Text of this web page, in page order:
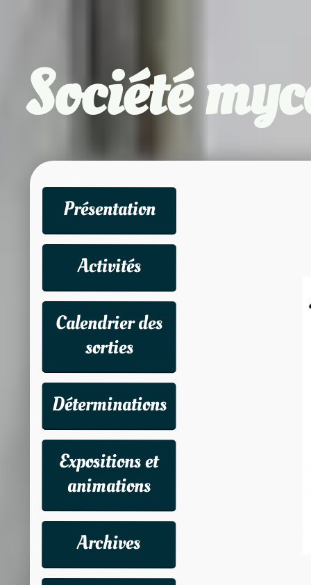
Société
Présentation
Activités
Calendrier des
sorties
Déterminations
Expositions et
animations
Archives